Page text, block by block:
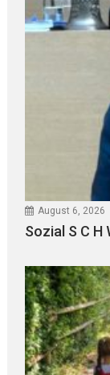
August 6, 2026
Sozial S C H